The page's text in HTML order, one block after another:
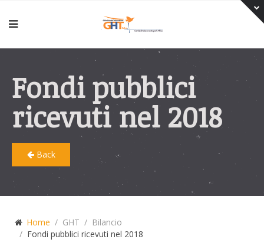
Fondi pubblici
ricevuti nel 2018
Back
Home GHT
Bilancio
Fondi pubblici ricevuti nel 2018